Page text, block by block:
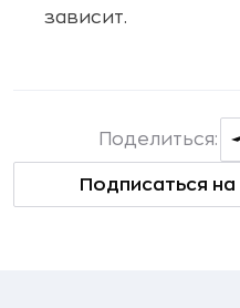
зависит.
Подписаться
Поделиться: